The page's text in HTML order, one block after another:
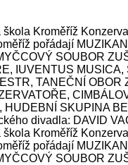
Kroměříž
pořádají
SOUBOR
IUVENTUS MUSICA,
TANEČNÍ OBOR
HUDEBNÍ SKUPINA
divadla: DAVID
Kroměříž
pořádají
SOUBOR